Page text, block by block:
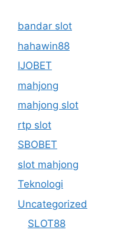
bandar slot
hahawin88
IJOBET
mahjong
mahjong slot
rtp slot
SBOBET
slot mahjong
Teknologi
Uncategorized
SLOT88